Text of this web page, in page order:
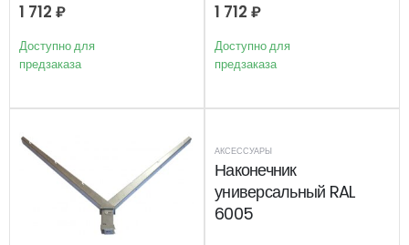
1 712 ₽
Доступно для
предзаказа
1 712 ₽
Доступно для
предзаказа
АКСЕССУАРЫ
Наконечник
универсальный RAL
6005